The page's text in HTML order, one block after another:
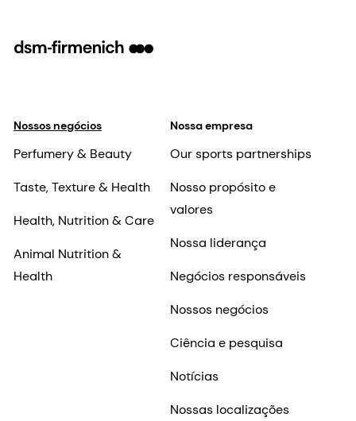
Nossos negócios
Perfumery & Beauty
Taste, Texture & Health
Health, Nutrition & Care
Animal Nutrition &
Health
Nossa empresa
Our sports partnerships
Nosso propósito e
valores
Nossa liderança
Negócios responsáveis
Nossos negócios
Ciência e pesquisa
Notícias
Nossas localizações